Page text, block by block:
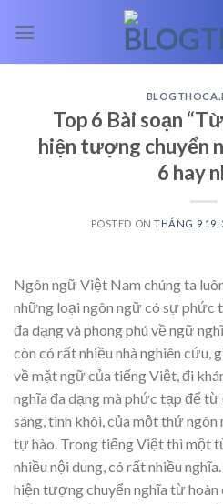
Top 6 Bài soạn
hiện tượng chuyển
6 hay
POSTED ONTHÁNG 9 19,
Ngôn ngữ Việt Nam chúng ta
những loại ngôn ngữ có sự phức
đa dạng và phong phú về ngữ
còn có rất nhiều nhà nghiên cứu,
về mặt ngữ của tiếng Việt, đi
nghĩa đa dạng mà phức tạp để
sáng, tinh khôi, của một thứ
tự hào. Trong tiếng Việt thì một
nhiều nội dung, có rất nhiều
hiện tượng chuyển nghĩa từ hoàn